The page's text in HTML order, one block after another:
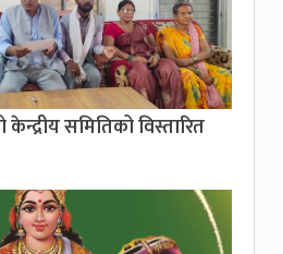
समितिको विस्तारित